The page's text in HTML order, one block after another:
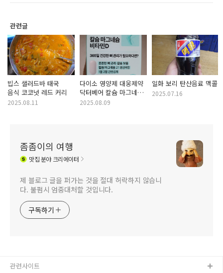
관련글
빕스 샐러드바 태국
음식 코코넛 레드 커리
2025.08.11
다이소 영양제 대웅제약
닥터베어 칼슘 마그네슘
비타민D
2025.08.09
일화 보리 탄산음료 맥콜
2025.07.16
좀좀이의 여행
맛집분야 크리에이터
제 블로그 글을 퍼가는 것을 절대 허락하지 않습니
다. 불펌시 엄중대처할 것입니다.
구독하기
관련사이트